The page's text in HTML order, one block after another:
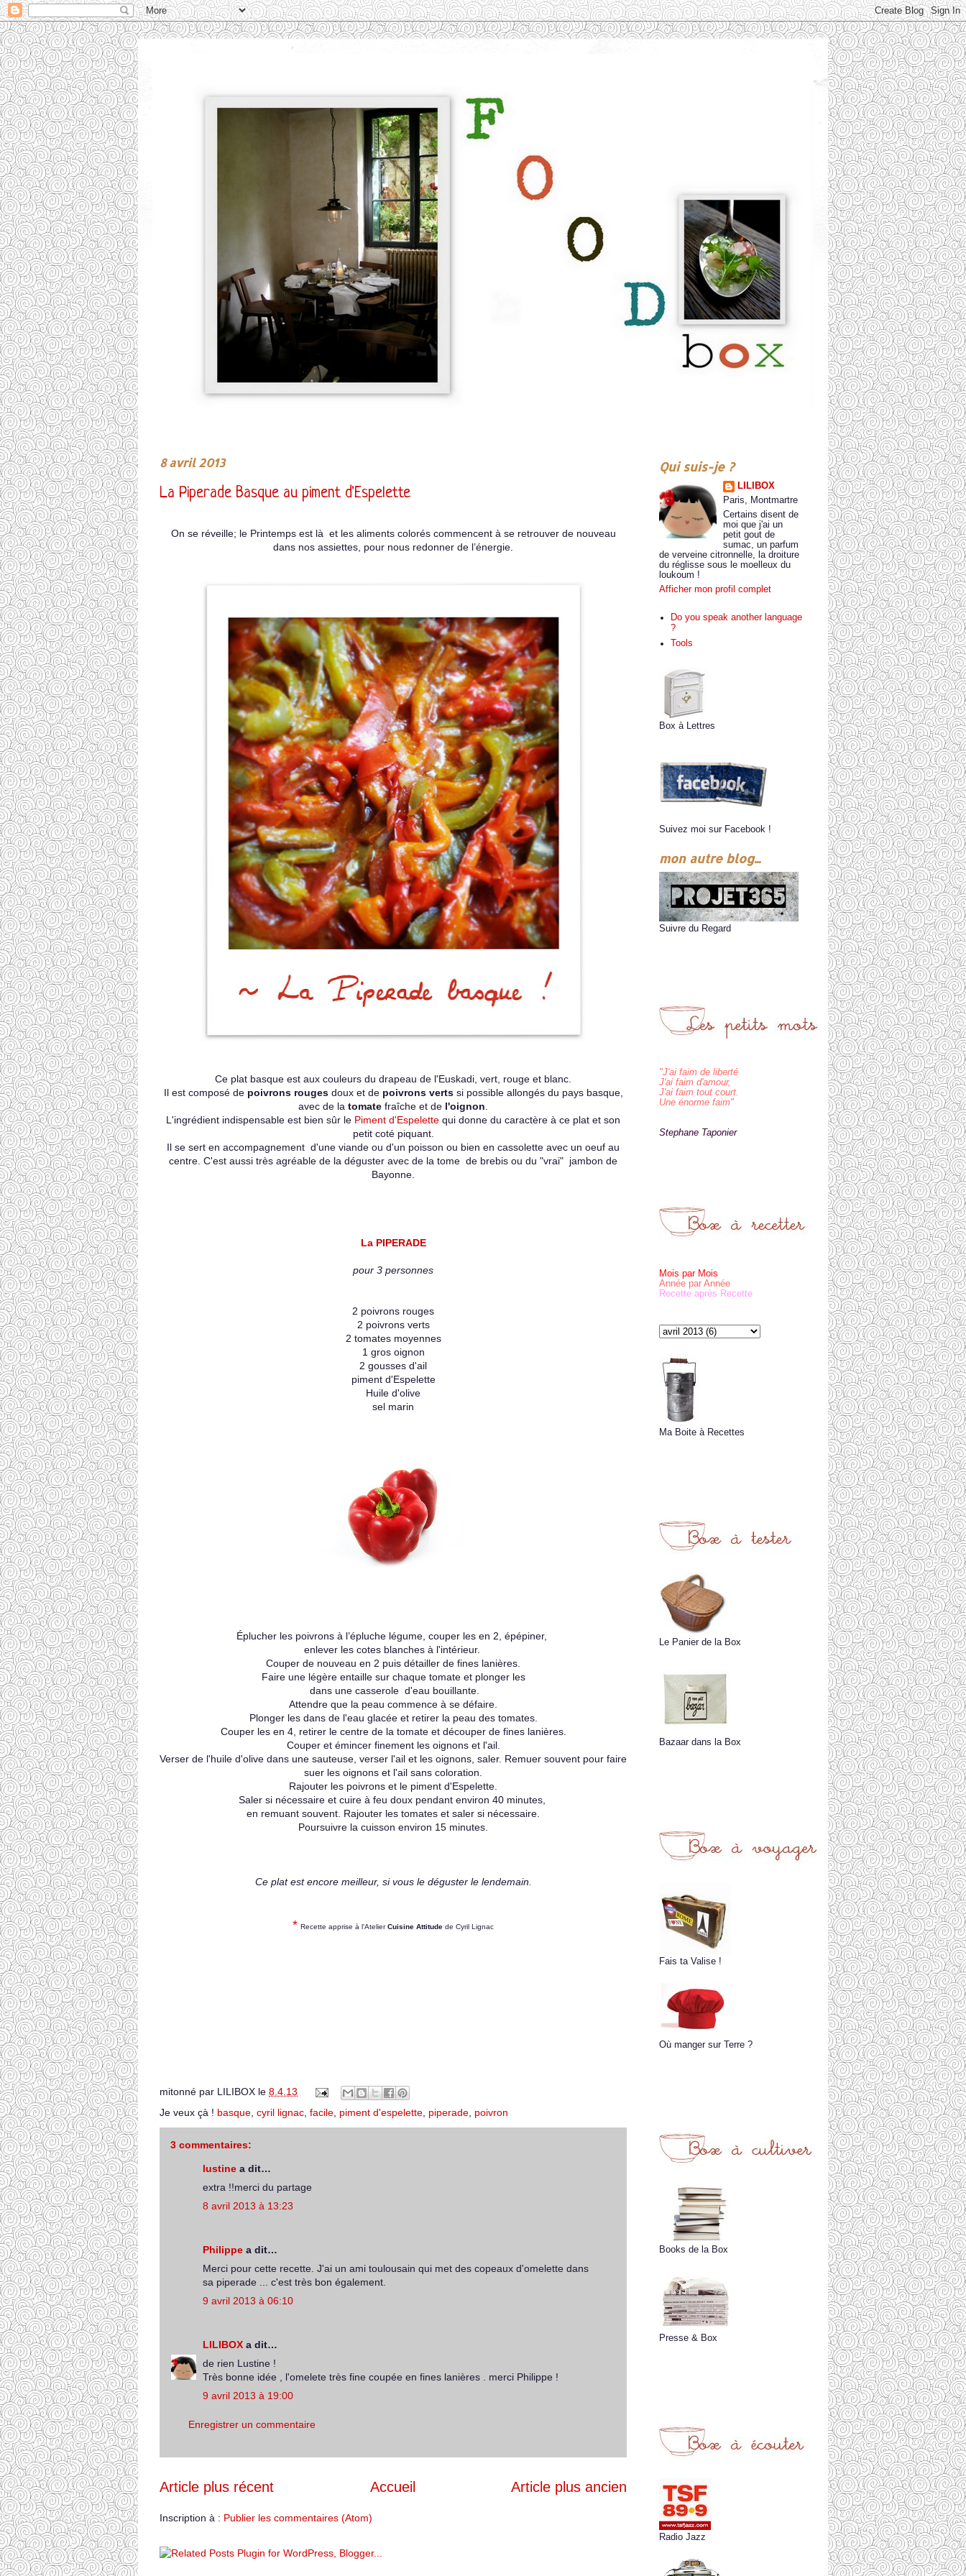
8 avril 2013
La Piperade Basque au piment d'Espelette
On se réveille; le Printemps est là et les aliments colorés commencent à se retrouver de nouveau
dans nos assiettes, pour nous redonner de l’énergie.
Ce plat basque est aux couleurs du drapeau de l'Euskadi, vert, rouge et blanc.
Il est composé de poivrons rougesdoux et de poivrons vertssi possible allongés du pays basque,
avec de la tomate fraîche et de l'oignon
L'ingrédient indispensable est bien sûr le Piment d'Espelette qui donne du caractère à ce plat et son
petit coté piquant.
Il se sert en accompagnement d'une viande ou d'un poisson ou bien en cassolette avec un oeuf au
centre. C'est aussi très agréable de la déguster avec de la tome de brebis ou du "vrai" jambon de
Bayonne.
La PIPERADE
pour 3 personnes
2 poivrons rouges
2 poivrons verts
2 tomates moyennes
1 gros oignon
2 gousses d'ail
piment d'Espelette
Huile d'olive
sel marin
Éplucher les poivrons à l’épluche légume, couper les en 2, épépiner,
enlever les cotes blanches à l'intérieur.
Couper de nouveau en 2 puis détailler de fines lanières.
Faire une légère entaille sur chaque tomate et plonger les
dans une casserole d'eau bouillante.
Attendre que la peau commence à se défaire.
Plonger les dans de l'eau glacée et retirer la peau des tomates.
Couper les en 4, retirer le centre de la tomate et découper de fines lanières.
Couper et émincer finement les oignons et l'ail.
Verser de l'huile d'olive dans une sauteuse, verser l'ail et les oignons, saler. Remuer souvent pour faire
suer les oignons et l'ail sans coloration.
Rajouter les poivrons et le piment d'Espelette.
Saler si nécessaire et cuire à feu doux pendant environ 40 minutes,
en remuant souvent. Rajouter les tomates et saler si nécessaire.
Poursuivre la cuisson environ 15 minutes.
Ce plat est encore meilleur, si vous le déguster le lendemain.
* Recette apprise à l'AtelierCuisine Attitude de Cyril Lignac
mitonné par LILIBOX le 8.4.13
Je veux çà ! basque cyril lignac facile piment d'espelette piperade poivron
3 commentaires:
lustine a dit…
extra !!merci du partage
8 avril 2013 à 13:23
Philippe a dit…
Merci pour cette recette. J'ai un ami toulousain qui met des copeaux d'omelette dans
sa piperade ... c'est très bon également.
9 avril 2013 à 06:10
LILIBOX a dit…
de rien Lustine !
Très bonne idée , l'omelete très fine coupée en fines lanières . merci Philippe !
9 avril 2013 à 19:00
Enregistrer un commentaire
Article plus récent Article plus ancien
Accueil
Inscription à : Publier les commentaires (Atom)
Qui suis-je ?
LILIBOX
Paris, Montmartre
Certains disent de
moi que j'ai un
petit gout de
sumac, un parfum
de verveine citronnelle, la droiture
du réglisse sous le moelleux du
loukoum !
Afficher mon profil complet
Do you speak another language
?
Tools
Box à Lettres
Suivez moi sur Facebook !
mon autre blog...
Suivre du Regard
"J'ai faim de liberté
J'ai faim d'amour,
J'ai faim tout court.
Une énorme faim"
Stephane Taponier
Mois par Mois
Année par Année
Recette après Recette
Ma Boite à Recettes
Le Panier de la Box
Bazaar dans la Box
Fais ta Valise !
Où manger sur Terre ?
Books de la Box
Presse & Box
Radio Jazz